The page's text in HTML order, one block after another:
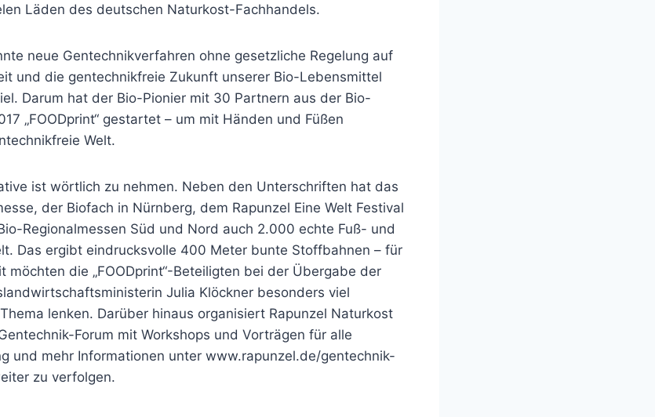
Läden des deutschen Naturkost-Fachhandels.
neue Gentechnikverfahren ohne gesetzliche Regelung auf
und die gentechnikfreie Zukunft unserer Bio-Lebensmittel
Darum hat der Bio-Pionier mit 30 Partnern aus der Bio-
„FOODprint“ gestartet – um mit Händen und Füßen
Welt.
ist wörtlich zu nehmen. Neben den Unterschriften hat das
der Biofach in Nürnberg, dem Rapunzel Eine Welt Festival
Regionalmessen Süd und Nord auch 2.000 echte Fuß- und
Das ergibt eindrucksvolle 400 Meter bunte Stoffbahnen – für
möchten die „FOODprint“-Beteiligten bei der Übergabe der
Julia Klöckner besonders viel
lenken. Darüber hinaus organisiert Rapunzel Naturkost
Forum mit Workshops und Vorträgen für alle
und mehr Informationen unter www.rapunzel.de/gentechnik-
zu verfolgen.